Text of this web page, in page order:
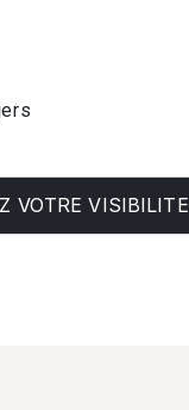
VOTRE VISIBILITE